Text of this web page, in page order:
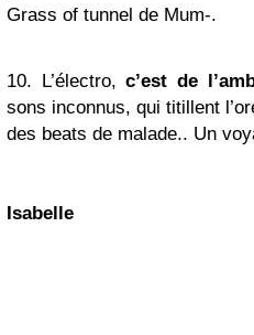
Grass of tunnel de Mum-.
10. L’électro,c’est de
sons inconnus, qui titillent
des beats de malade.. Un
Isabelle